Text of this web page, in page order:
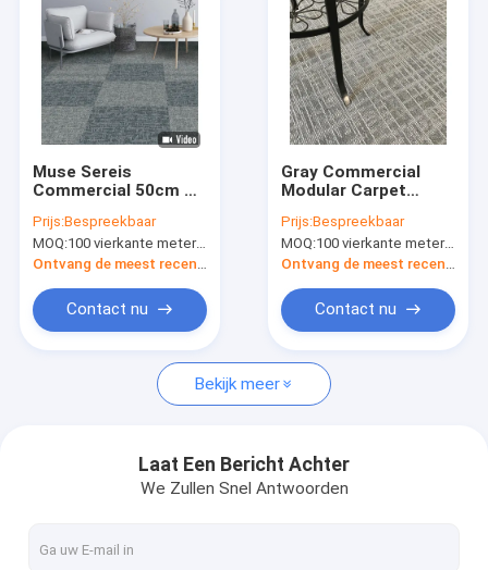
Producten
Ongeveer ons
Fabrieksreis
Nieuws
Verzoek om een Citaat
Het Tapijt van de luxegastvrijheid
Geweven Axminster-Tapijt
Nylon Gedrukt Tapijt
Muse Sereis
Commercial 50cm X
met pvc-Steun
Prijs:Bespreekbaar
MOQ:100 vierkante meter per kleur
Ontvang de meest recente Prijs
Contact nu
Gray Commercial
Modular Carpet
Steun
Prijs:Bespreekbaar
MOQ:100 vierkante meter per kleur
Ontvang de meest recente Prijs
Contact nu
Bekijk meer
Laat Een Bericht Achter
We Zullen Snel Antwoorden